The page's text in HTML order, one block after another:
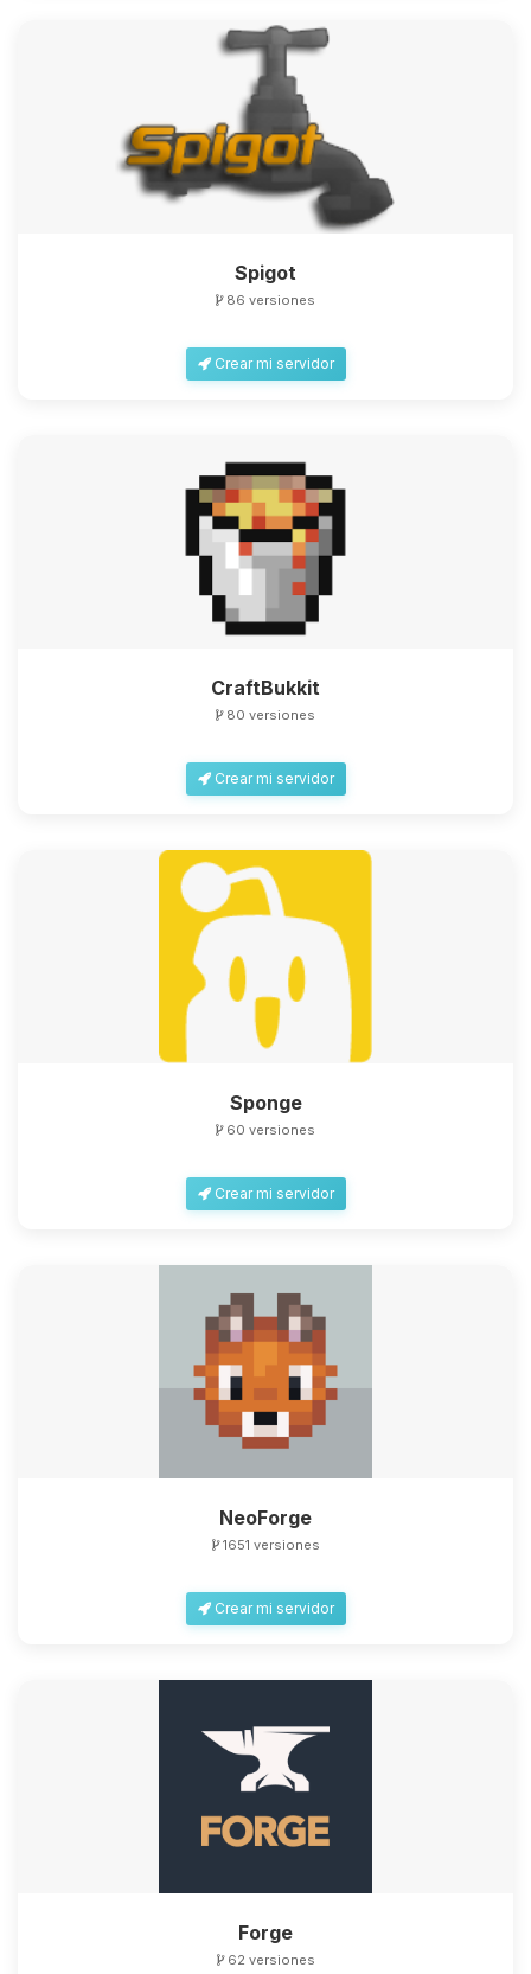
Spigot
86 versiones
Crear mi servidor
CraftBukkit
80 versiones
Crear mi servidor
Sponge
60 versiones
Crear mi servidor
NeoForge
1651 versiones
Crear mi servidor
Forge
62 versiones